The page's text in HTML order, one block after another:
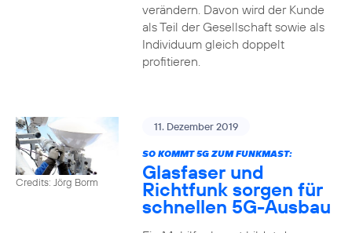
verändern. Davon wird der Kunde
als Teil der Gesellschaft sowie als
Individuum gleich doppelt
profitieren.
Credits: Jörg Borm
11. Dezember 2019
SO KOMMT 5G ZUM FUNKMAST:
Glasfaser und
Richtfunk sorgen für
schnellen 5G-Ausbau